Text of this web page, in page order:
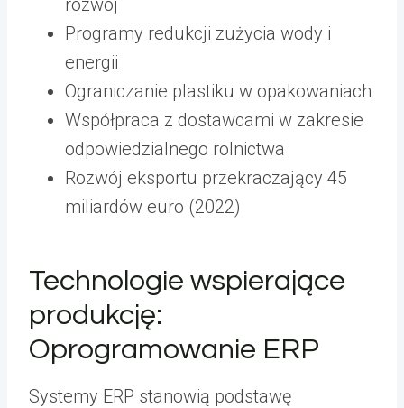
rozwój
Programy redukcji zużycia wody i
energii
Ograniczanie plastiku w opakowaniach
Współpraca z dostawcami w zakresie
odpowiedzialnego rolnictwa
Rozwój eksportu przekraczający 45
miliardów euro (2022)
Technologie wspierające
produkcję:
Oprogramowanie ERP
Systemy ERP stanowią podstawę